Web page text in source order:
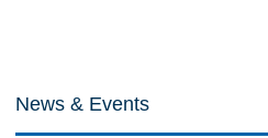
News & Events